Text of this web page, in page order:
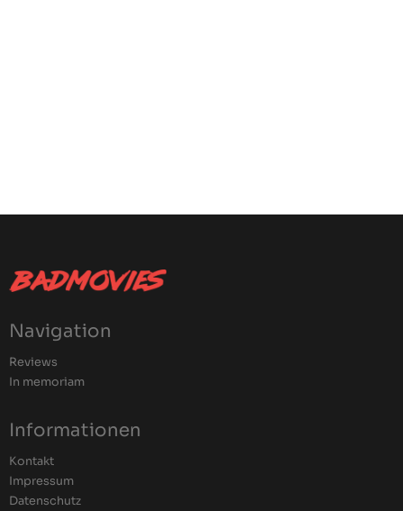
Navigation
Reviews
In memoriam
Informationen
Kontakt
Impressum
Datenschutz